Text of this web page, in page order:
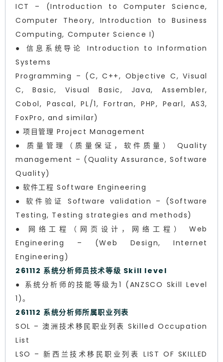
ICT – (Introduction to Computer Science,
Computer Theory, Introduction to Business
Computing, Computer Science I)
● 信息系统导论 Introduction to Information
Systems
Programming – (C, C++, Objective C, Visual
C, Basic, Visual Basic, Java, Assembler,
Cobol, Pascal, PL/1, Fortran, PHP, Pearl, AS3,
FoxPro, and similar)
● 项目管理 Project Management
● 质量管理（质量保证，软件质量） Quality
management – (Quality Assurance, Software
Quality)
● 软件工程 Software Engineering
● 软件验证 Software validation – (Software
Testing, Testing strategies and methods)
● 网络工程（网页设计，网络工程） Web
Engineering – (Web Design, Internet
Engineering)
261112 系统分析师员技术等级 Skill level
● 系统分析师的技能等级为1 (ANZSCO Skill Level
1)。
261112 系统分析师所属职业列表
SOL – 澳洲技术移民职业列表 Skilled Occupation
List
LSO – 新西兰技术移民职业列表 LIST OF SKILLED